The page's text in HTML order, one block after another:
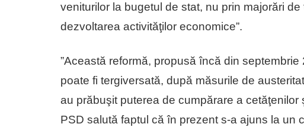
veniturilor la bugetul de stat, nu prin majorări
dezvoltarea activităţilor economice”.
”Această reformă, propusă încă din
poate fi tergiversată, după măsurile de
au prăbuşit puterea de cumpărare a
PSD salută faptul că în prezent s-a ajuns la un